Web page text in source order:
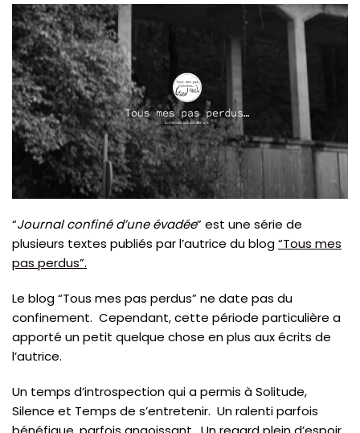
“Journal confiné d’une évadée” est une série de
plusieurs textes publiés par l’autrice du blog“Tous mes
pas perdus”.
Le blog “Tous mes pas perdus” ne date pas du
confinement. Cependant, cette période particulière a
apporté un petit quelque chose en plus aux écrits de
l’autrice.
Un temps d’introspection qui a permis à Solitude,
Silence et Temps de s’entretenir. Un ralenti parfois